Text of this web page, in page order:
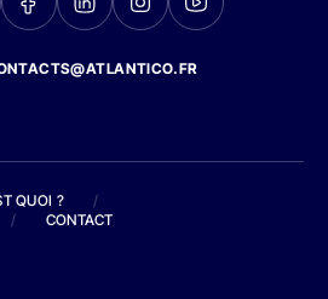
QUOI ?
/
/ CONTACT